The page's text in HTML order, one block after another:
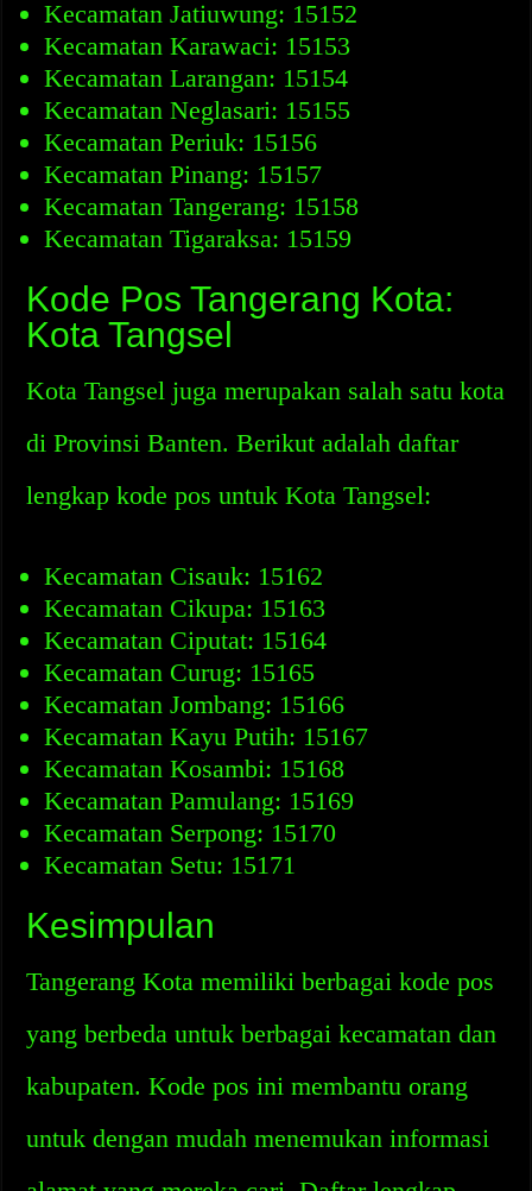
Kecamatan Jatiuwung: 15152
Kecamatan Karawaci: 15153
Kecamatan Larangan: 15154
Kecamatan Neglasari: 15155
Kecamatan Periuk: 15156
Kecamatan Pinang: 15157
Kecamatan Tangerang: 15158
Kecamatan Tigaraksa: 15159
Kode Pos Tangerang Kota:
Kota Tangsel
Kota Tangsel juga merupakan salah satu kota
di Provinsi Banten. Berikut adalah daftar
lengkap kode pos untuk Kota Tangsel:
Kecamatan Cisauk: 15162
Kecamatan Cikupa: 15163
Kecamatan Ciputat: 15164
Kecamatan Curug: 15165
Kecamatan Jombang: 15166
Kecamatan Kayu Putih: 15167
Kecamatan Kosambi: 15168
Kecamatan Pamulang: 15169
Kecamatan Serpong: 15170
Kecamatan Setu: 15171
Kesimpulan
Tangerang Kota memiliki berbagai kode pos
yang berbeda untuk berbagai kecamatan dan
kabupaten. Kode pos ini membantu orang
untuk dengan mudah menemukan informasi